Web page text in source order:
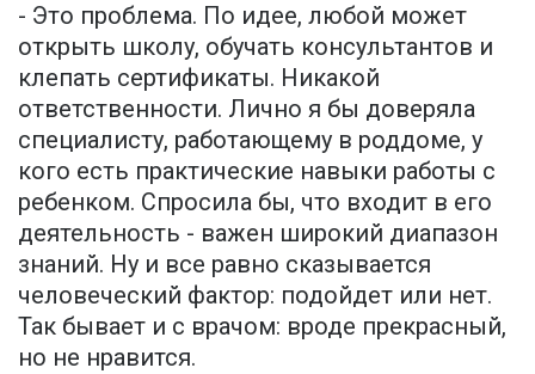
- Это проблема. По идее, любой может
открыть школу, обучать консультантов и
клепать сертификаты. Никакой
ответственности. Лично я бы доверяла
специалисту, работающему в роддоме, у
кого есть практические навыки работы с
ребенком. Спросила бы, что входит в его
деятельность - важен широкий диапазон
знаний. Ну и все равно сказывается
человеческий фактор: подойдет или нет.
Так бывает и с врачом: вроде прекрасный,
но не нравится.